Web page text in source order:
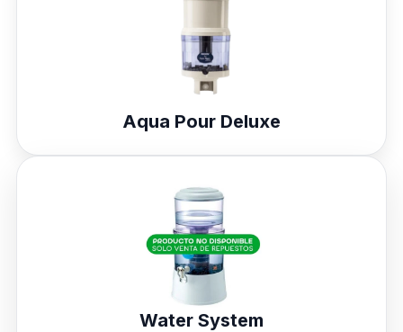
Aqua Pour Deluxe
Water System